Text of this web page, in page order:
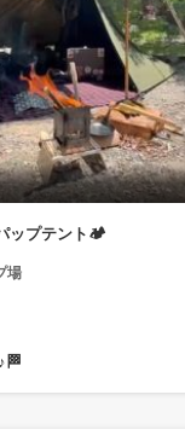
プテント🏕️
場